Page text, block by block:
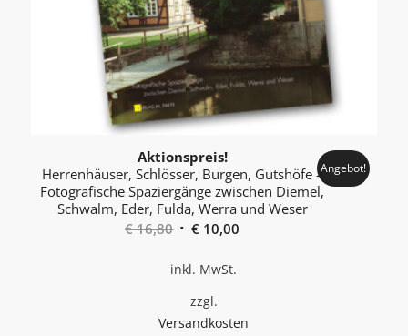
Aktionspreis!
Herrenhäuser, Schlösser, Burgen, Gutshöfe –
Foto­grafische Spaziergänge zwischen Diemel,
Schwalm, Eder, Fulda, Werra und Weser
€16,80 Ursprünglicher
war:
€ 16,80
€ 10,00
Angebot!
inkl. MwSt.
zzgl.
Versandkosten